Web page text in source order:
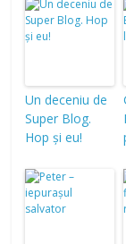
Un deceniu de
Super Blog.
Hop și eu!